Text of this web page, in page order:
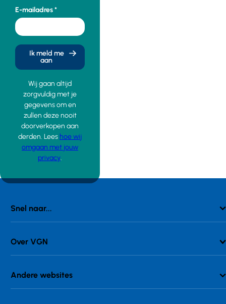
E-mailadres
Ik meld me
aan
Wij gaan altijd
zorgvuldig met je
gegevens om en
zullen deze nooit
doorverkopen aan
derden. Lees hoe wij
omgaan met jouw
privacy.
Snel naar...
Over VGN
Andere websites